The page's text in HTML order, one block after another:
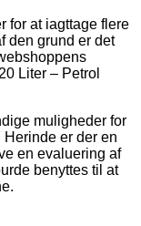
for at iagttage flere
den grund er det
Liter – Petrol
muligheder for
er der en
en evaluering af
benyttes til at